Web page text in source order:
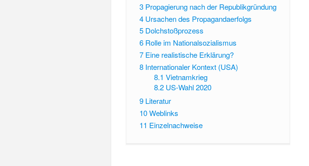
3 Propagierung nach der Republikgründung
4 Ursachen des Propagandaerfolgs
5 Dolchstoßprozess
6 Rolle im Nationalsozialismus
7 Eine realistische Erklärung?
8 Internationaler Kontext (USA)
8.1 Vietnamkrieg
8.2 US-Wahl 2020
9 Literatur
10Weblinks
11 Einzelnachweise